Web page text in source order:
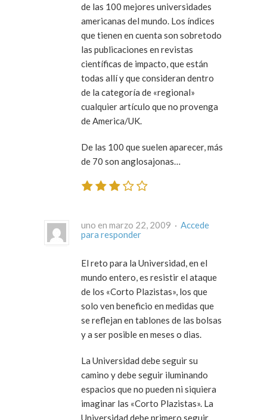
de las 100 mejores universidades
americanas del mundo. Los índices
que tienen en cuenta son sobretodo
las publicaciones en revistas
científicas de impacto, que están
todas allí y que consideran dentro
de la categoría de «regional»
cualquier artículo que no provenga
de America/UK.
De las 100 que suelen aparecer, más
de 70 son anglosajonas…
uno en marzo 22, 2009 · Accede
para responder
El reto para la Universidad, en el
mundo entero, es resistir el ataque
de los «Corto Plazistas», los que
solo ven beneficio en medidas que
se reflejan en tablones de las bolsas
y a ser posible en meses o dias.
La Universidad debe seguir su
camino y debe seguir iluminando
espacios que no pueden ni siquiera
imaginar las «Corto Plazistas». La
Universidad debe primero seguir